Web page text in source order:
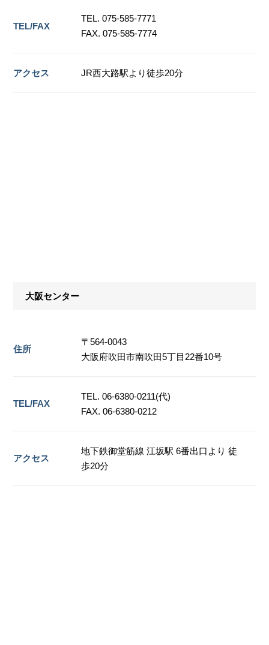
TEL/FAX
TEL. 075-585-7771
FAX. 075-585-7774
アクセス JR西大路駅より徒歩20分
大阪センター
住所
〒564-0043
大阪府吹田市南吹田5丁目22番10号
TEL/FAX
TEL. 06-6380-0211(代)
FAX. 06-6380-0212
アクセス
地下鉄御堂筋線 江坂駅 6番出口より 徒
歩20分